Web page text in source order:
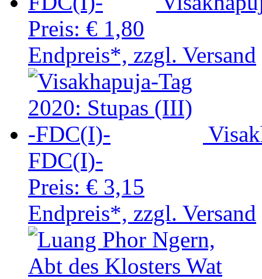
Preis: € 1,80
Endpreis*, zzgl. Versand
FDC(I)-
Preis: € 3,15
Endpreis*, zzgl. Versand